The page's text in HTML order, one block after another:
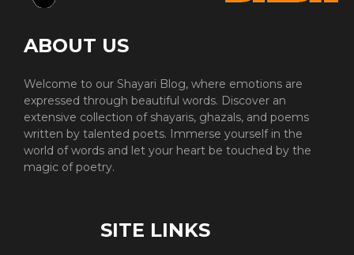
ABOUT US
Welcome to our Shayari Blog, where emotions are
expressed through beautiful words. Discover an
extensive collection of shayaris, ghazals, and poems
written by talented poets. Immerse yourself in the
world of words and let your heart be touched by the
magic of poetry.
SITE LINKS